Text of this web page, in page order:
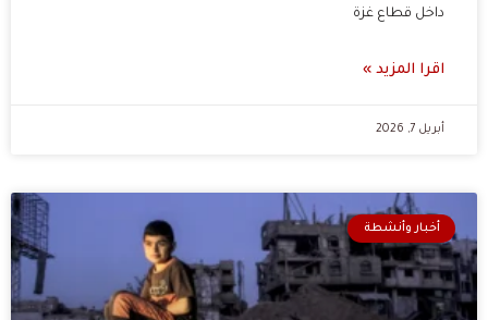
داخل قطاع غزة
اقرا المزيد »
أبريل 7, 2026
أخبار وأنشطة